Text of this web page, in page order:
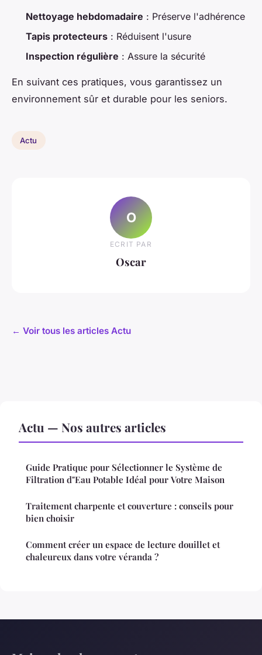
Nettoyage hebdomadaire : Préserve l'adhérence
Tapis protecteurs : Réduisent l'usure
Inspection régulière : Assure la sécurité
En suivant ces pratiques, vous garantissez un
environnement sûr et durable pour les seniors.
Actu
O
ECRIT PAR
Oscar
← Voir tous les articles Actu
Actu — Nos autres articles
Guide Pratique pour Sélectionner le Système de
Filtration d"Eau Potable Idéal pour Votre Maison
Traitement charpente et couverture : conseils pour
bien choisir
Comment créer un espace de lecture douillet et
chaleureux dans votre véranda ?